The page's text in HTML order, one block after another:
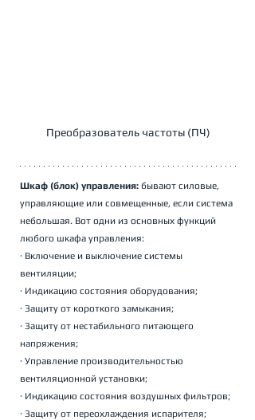
Преобразователь частоты (ПЧ)
Шкаф (блок) управления: бывают силовые,
управляющие или совмещенные, если система
небольшая. Вот одни из основных функций
любого шкафа управления:
· Включение и выключение системы
вентиляции;
· Индикацию состояния оборудования;
· Защиту от короткого замыкания;
· Защиту от нестабильного питающего
напряжения;
· Управление производительностью
вентиляционной установки;
· Индикацию состояния воздушных фильтров;
· Защиту от переохлаждения испарителя;